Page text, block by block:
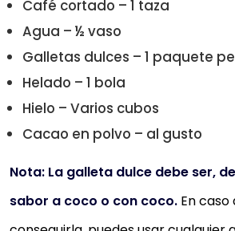
Café cortado – 1 taza
Agua – ½ vaso
Galletas dulces – 1 paquete
Helado – 1 bola
Hielo – Varios cubos
Cacao en polvo – al gusto
Nota: La galleta dulce debe ser,
sabor a coco o con coco. En